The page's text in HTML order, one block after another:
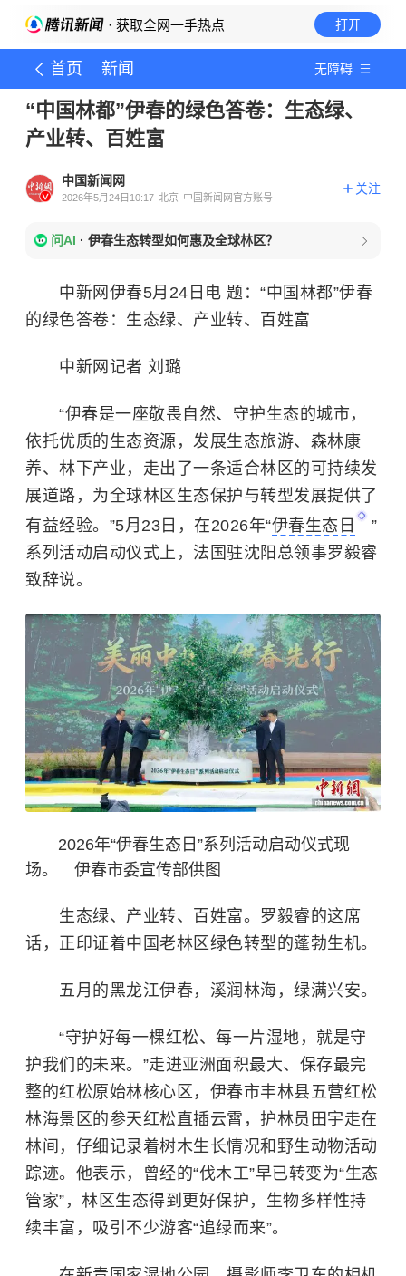
· 获取全网一手热点 打开
首页 新闻 无障碍
“中国林都”伊春的绿色答卷：生态绿、
产业转、百姓富
中国新闻网
2026年5月24日10:17 北京 中国新闻网官方账号
关注
问AI · 伊春生态转型如何惠及全球林区？
中新网伊春5月24日电 题：“中国林都”伊春
的绿色答卷：生态绿、产业转、百姓富
中新网记者 刘璐
“伊春是一座敬畏自然、守护生态的城市，
依托优质的生态资源，发展生态旅游、森林康
养、林下产业，走出了一条适合林区的可持续发
展道路，为全球林区生态保护与转型发展提供了
有益经验。”5月23日，在2026年“伊春生态日
”
系列活动启动仪式上，法国驻沈阳总领事罗毅睿
致辞说。
2026年“伊春生态日”系列活动启动仪式现
场。 伊春市委宣传部供图
生态绿、产业转、百姓富。罗毅睿的这席
话，正印证着中国老林区绿色转型的蓬勃生机。
五月的黑龙江伊春，溪润林海，绿满兴安。
“守护好每一棵红松、每一片湿地，就是守
护我们的未来。”走进亚洲面积最大、保存最完
整的红松原始林核心区，伊春市丰林县五营红松
林海景区的参天红松直插云霄，护林员田宇走在
林间，仔细记录着树木生长情况和野生动物活动
踪迹。他表示，曾经的“伐木工”早已转变为“生态
管家”，林区生态得到更好保护，生物多样性持
续丰富，吸引不少游客“追绿而来”。